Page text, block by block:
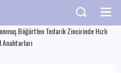
Böğürtlen Tedarik Zincirinde Hızlı